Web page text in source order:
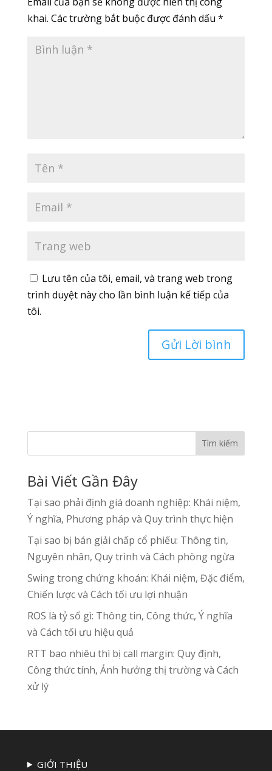
khai. Các trường bắt buộc được đánh dấu *
Lưu tên của tôi, email, và trang web trong
trình duyệt này cho lần bình luận kế tiếp của
tôi.
Tìm kiếm
Bài Viết Gần Đây
Tại sao phải định giá doanh nghiệp: Khái niệm,
Ý nghĩa, Phương pháp và Quy trình thực hiện
Tại sao bị bán giải chấp cổ phiếu: Thông tin,
Nguyên nhân, Quy trình và Cách phòng ngừa
Swing trong chứng khoán: Khái niệm, Đặc điểm,
Chiến lược và Cách tối ưu lợi nhuận
ROS là tỷ số gì: Thông tin, Công thức, Ý nghĩa
và Cách tối ưu hiệu quả
RTT bao nhiêu thì bị call margin: Quy định,
Công thức tính, Ảnh hưởng thị trường và Cách
xử lý
GIỚI THIỆU